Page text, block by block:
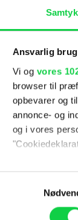
Ansvarlig
Vi og vores
browser til
opbevarer og
annonce- og
og i vores
Hvis du